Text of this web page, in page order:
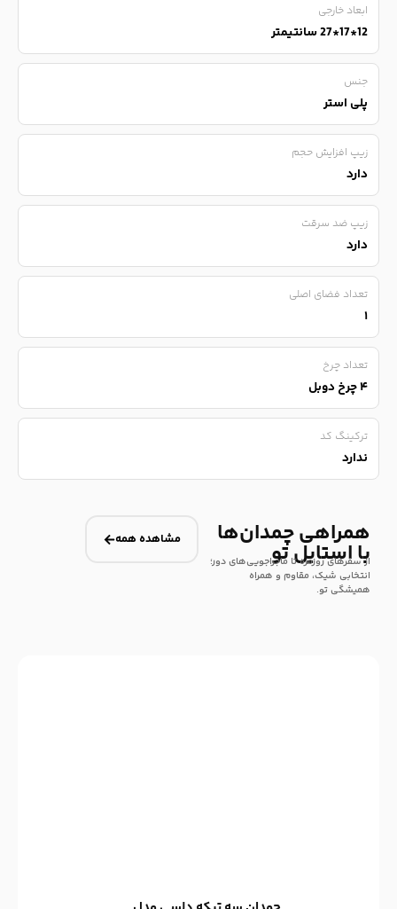
ابعاد خارجی
12*17*27 سانتیمتر
جنس
پلی استر
زیپ افزایش حجم
دارد
زیپ ضد سرقت
دارد
تعداد فضای اصلی
۱
تعداد چرخ
۴ چرخ دوبل
ترکینگ کد
ندارد
همراهی چمدان‌ها
با استایل تو
از سفرهای روزمره تا ماجراجویی‌های دور؛
انتخابی شیک، مقاوم و همراه
همیشگی تو.
مشاهده همه